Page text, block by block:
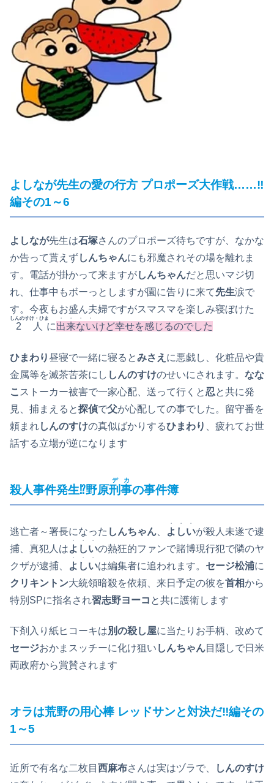
よしなが先生の愛の行方 プロポーズ大作戦……‼
編その1～6
よしなが先生は石塚さんのプロポーズ待ちですが、なかな
か告って貰えずしんちゃんにも邪魔されその場を離れま
す。電話が掛かって来ますがしんちゃんだと思いマジ切
れ、仕事中もボーっとしますが園に告りに来て先生涙で
す。今夜もお盛ん夫婦ですがスマスマを楽しみ寝ぼけた
2人
しんのすけ・ひま
に出来ない
・・・・
けど幸せを感じるのでした
ひまわり 昼寝で一緒に寝るとみさえ に悪戯し、化粧品や貴
金属等を滅茶苦茶にし しんのすけのせいにされます。 なな
こ ストーカー被害で一家心配、送って行くと忍と共に発
見、捕まえると探偵で父が心配しての事でした。留守番を
頼まれしんのすけの真似ばかりするひまわり
、疲れてお世
話する立場が逆になります
殺人事件発生⁉野原刑事
デカ
の事件簿
逃亡者～署長になった しんちゃん よしい
・・・
が殺人未遂で逮
捕、真犯人はよしい
・・・
の熱狂的ファンで賭博現行犯で隣のヤ
クザが逮捕、
よしい
・・・
は編集者に追われます。 セージ松浦に
クリキントン大統領暗殺を依頼、来日予定の彼を首相から
特別SPに指名され習志野ヨーコ と共に護衛します
下剤入り紙ヒコーキは別の殺し屋に当たりお手柄、改めて
セージおかまスッチーに化け狙い しんちゃん目隠しで日米
両政府から賞賛されます
オラは荒野の用心棒 レッドサンと対決だ‼編その
1～5
近所で有名な二枚目 西麻布さんは実はヅラで、
しんのすけ